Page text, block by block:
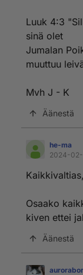
Luuk 4:3
sinä olet
Jumalan
muuttuu
Mvh J - K
Äänestä
he-ma
2024-02-
Osaako
kiven ettei
Äänestä